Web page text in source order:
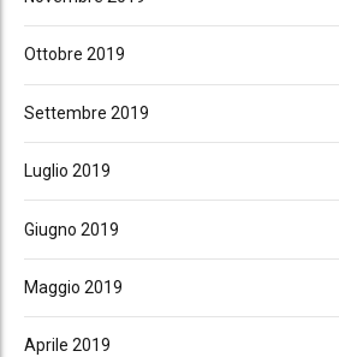
Ottobre 2019
Settembre 2019
Luglio 2019
Giugno 2019
Maggio 2019
Aprile 2019